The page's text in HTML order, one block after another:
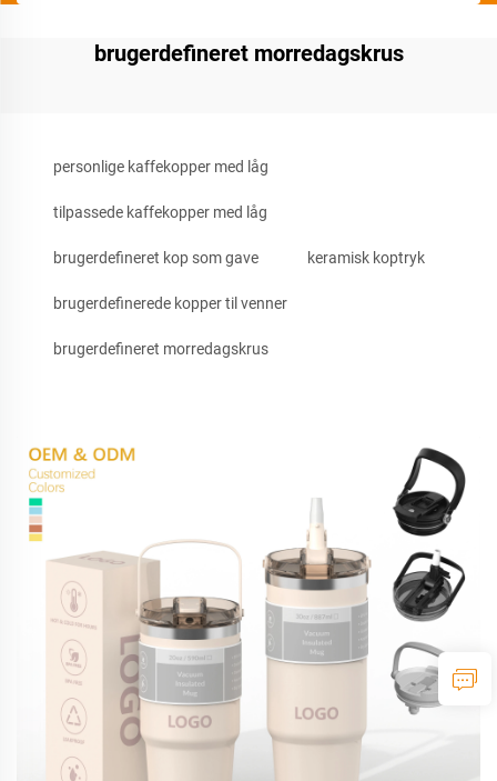
brugerdefineret morredagskrus
personlige kaffekopper med låg
tilpassede kaffekopper med låg
brugerdefineret kop som gave keramisk koptryk
brugerdefinerede kopper til venner
brugerdefineret morredagskrus